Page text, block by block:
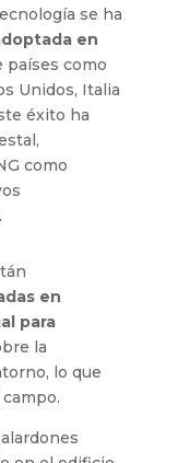
se ha
en
países como
Unidos, Italia
éxito ha
como
en
para
la
lo que